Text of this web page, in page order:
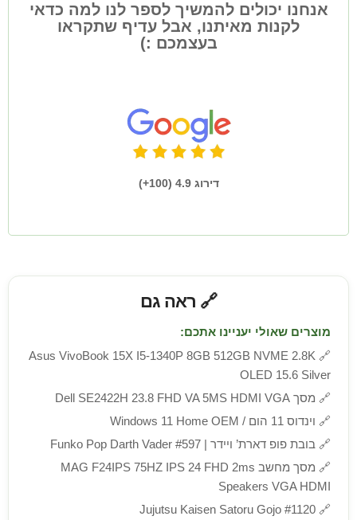
אנחנו יכולים להמשיך לספר לנו למה כדאי
לקנות מאיתנו, אבל עדיף שתקראו
בעצמכם :)
דירוג 4.9 (100+)
🔗 ראה גם
מוצרים שאולי יעניינו אתכם:
🔗
Asus VivoBook 15X I5-1340P 8GB 512GB NVME 2.8K
OLED 15.6 Silver
🔗 מסך Dell SE2422H 23.8 FHD VA 5MS HDMI VGA
🔗 וינדוס 11 הום / Windows 11 Home OEM
🔗 בובת פופ דארת’ ויידר | Funko Pop Darth Vader #597
🔗
מסך מחשב MAG F24IPS 75HZ IPS 24 FHD 2ms
Speakers VGA HDMI
🔗
Jujutsu Kaisen Satoru Gojo #1120